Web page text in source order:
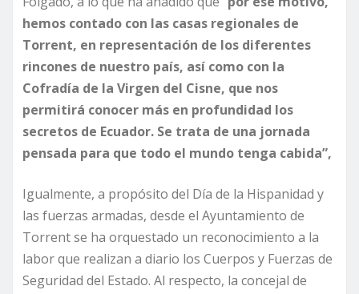
hemos contado con las casas regionales de
Torrent, en representación de los diferentes
rincones de nuestro país, así como con la
Cofradía de la Virgen del Cisne, que nos
permitirá conocer más en profundidad los
secretos de Ecuador. Se trata de una jornada
pensada para que todo el mundo tenga cabida”,
Igualmente, a propósito del Día de la Hispanidad y
las fuerzas armadas, desde el Ayuntamiento de
Torrent se ha orquestado un reconocimiento a la
labor que realizan a diario los Cuerpos y Fuerzas de
Seguridad del Estado. Al respecto, la concejal de